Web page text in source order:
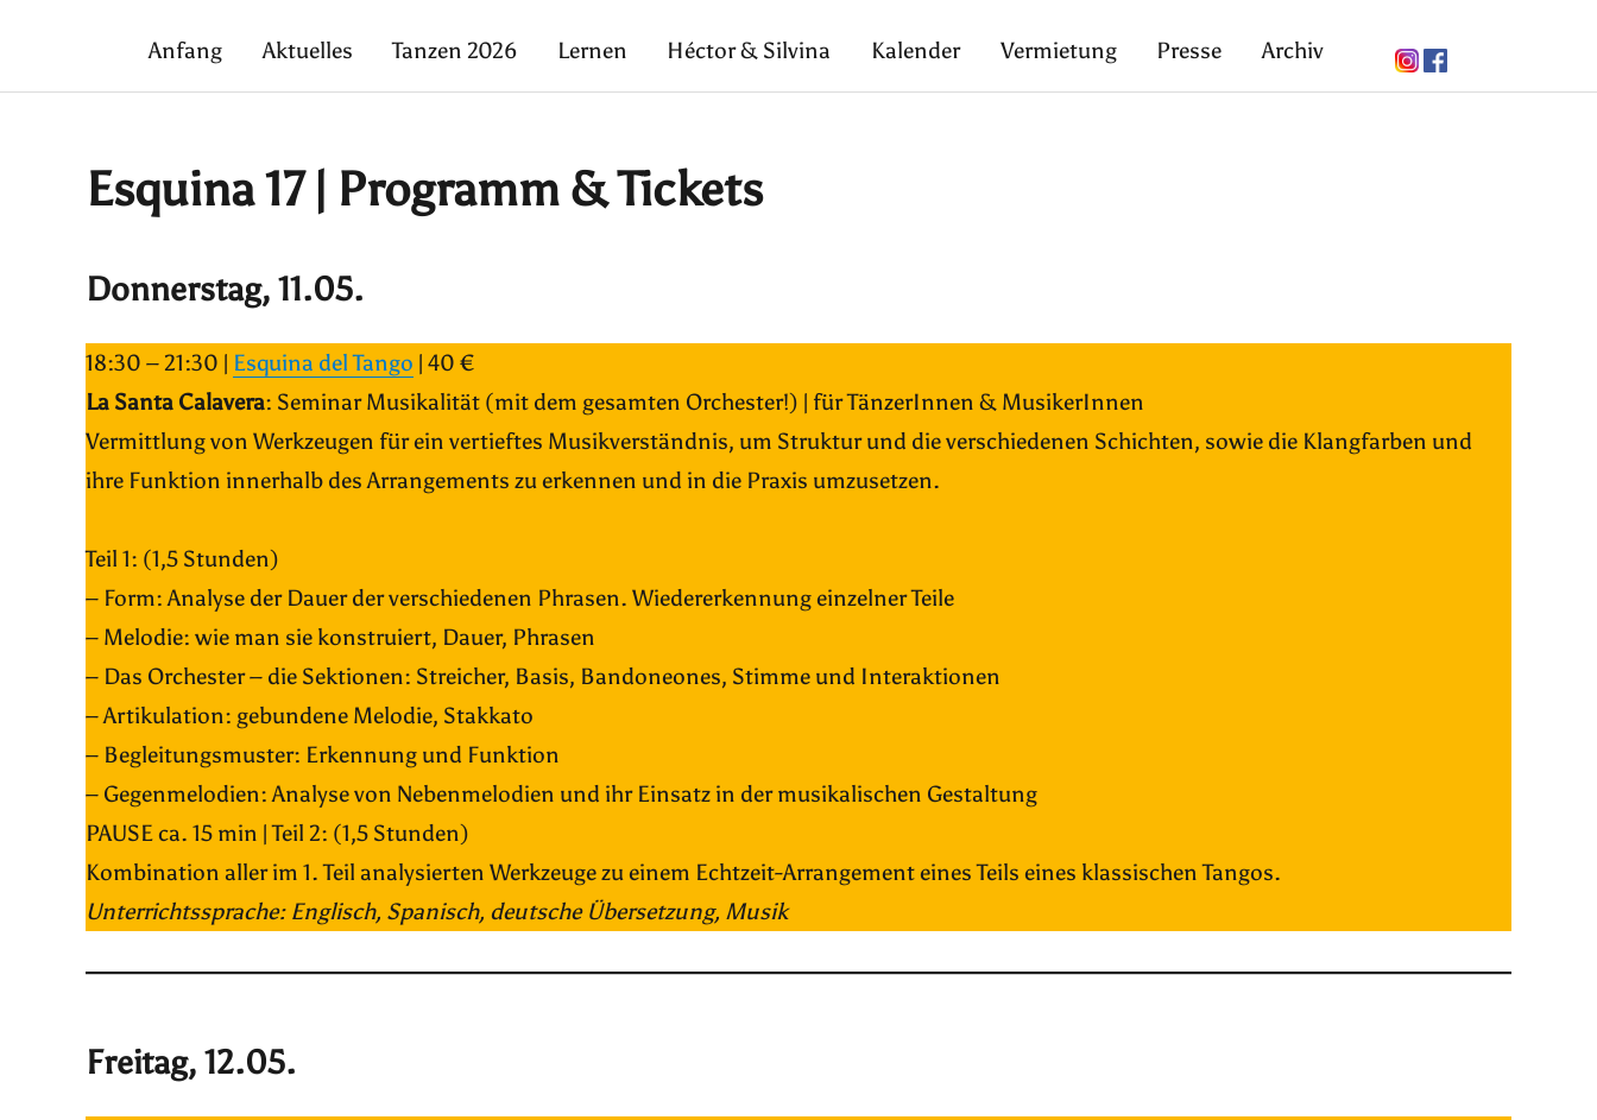
Anfang Aktuelles Tanzen 2026 Lernen Héctor & Silvina Kalender Vermietung Presse Archiv
Esquina 17 | Programm & Tickets
Donnerstag, 11.05.
18:30 – 21:30 | Esquina del Tango | 40 €
La Santa Calavera: Seminar Musikalität (mit dem gesamten Orchester!) | für TänzerInnen & MusikerInnen
Vermittlung von Werkzeugen für ein vertieftes Musikverständnis, um Struktur und die verschiedenen Schichten, sowie die Klangfarben und
ihre Funktion innerhalb des Arrangements zu erkennen und in die Praxis umzusetzen.
Teil 1: (1,5 Stunden)
– Form: Analyse der Dauer der verschiedenen Phrasen. Wiedererkennung einzelner Teile
– Melodie: wie man sie konstruiert, Dauer, Phrasen
– Das Orchester – die Sektionen: Streicher, Basis, Bandoneones, Stimme und Interaktionen
– Artikulation: gebundene Melodie, Stakkato
– Begleitungsmuster: Erkennung und Funktion
– Gegenmelodien: Analyse von Nebenmelodien und ihr Einsatz in der musikalischen Gestaltung
PAUSE ca. 15 min | Teil 2: (1,5 Stunden)
Kombination aller im 1. Teil analysierten Werkzeuge zu einem Echtzeit-Arrangement eines Teils eines klassischen Tangos.
Unterrichtssprache: Englisch, Spanisch, deutsche Übersetzung, Musik
Freitag, 12.05.